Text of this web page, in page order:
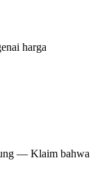
harga
— Klaim bahwa